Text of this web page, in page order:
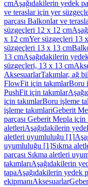
cmAşağıdakilerin yedek
ve teraslar için yer
parçası Balkonlar ve
süzgeçleri 12 x 12 cm
x 12 cmYer süzgeçleri 13
süzgeçleri 13 x 13 cm
13 cmAşağıdakilerin
süzgeçleri, 13 x 13 cm
AksesuarlarTakımlar, ağ
FlowFit için takımlarBoru
PushFit için takımlar
için takımlarBoru işleme
işleme takımlarıGeberit
parçası Geberit Mepla için
aletleriAşağıdakilerin
aletleri uyumluluğu [1]
uyumluluğu [1]Sıkma
parçası Sıkma aletleri
takımlarıAşağıdakilerin
tapaAşağıdakilerin yedek
ekipmanıAksesuarlar